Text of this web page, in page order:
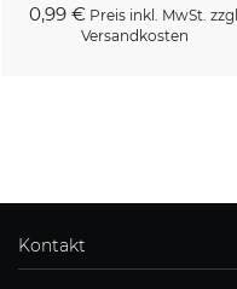
0,99 €Preis inkl. MwSt. zzgl.
Versandkosten
Kontakt